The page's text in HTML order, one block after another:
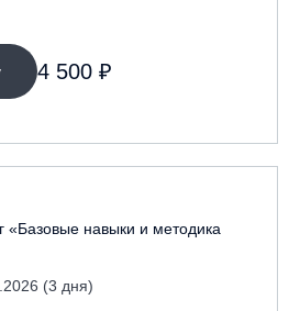
4 500 ₽
«Базовые навыки и методика
(3 дня)